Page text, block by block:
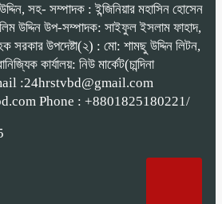
সহ- সম্পাদক : ইন্জিনিয়ার মহাসিন হোসেন
উদ্দিন উপ-সম্পাদক: সাইফুল ইসলাম ফাহাদ,
সরকার উপদেষ্টা(২) : মো: শামছু উদ্দিন লিটন,
কার্যালয়: নিউ মার্কেট(চান্দিনা
:24hrstvbd@gmail.com
Phone : +8801825180221/